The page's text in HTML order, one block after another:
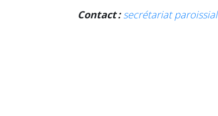
Contact : secrétariat paroissial